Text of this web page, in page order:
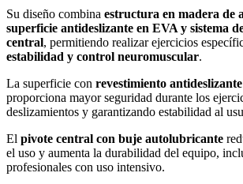
Su diseño combina estructura en madera de
superficie antideslizante en EVA y sistema
central, permitiendo realizar ejercicios
estabilidad y control neuromuscular.
La superficie con revestimiento
proporciona mayor seguridad durante los
deslizamientos y garantizando estabilidad al
El pivote central con buje autolubricante
el uso y aumenta la durabilidad del equipo,
profesionales con uso intensivo.